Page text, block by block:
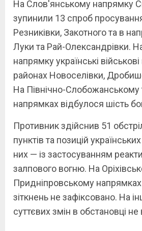
На Слов'янському напрямку
зупинили 13 спроб
Резниківки, Закотного та в
Луки та Рай-Олександрівки.
напрямку українські
районах Новоселівки,
На Північно-Слобожанському
напрямках відбулося шість
Противник здійснив 51
пунктів та позицій українських
них — із застосуванням
залпового вогню. На
Придніпровському
зіткнень не зафіксовано. На
суттєвих змін в обстановці не